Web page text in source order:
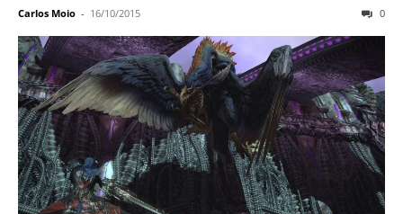
Carlos Moio - 16/10/2015 0